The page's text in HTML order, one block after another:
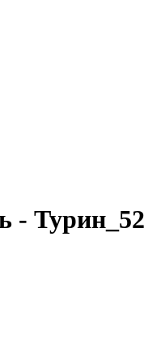
-